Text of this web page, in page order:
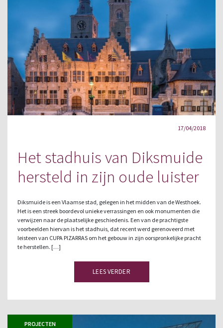
17/04/2018
Het stadhuis van Diksmuide
hersteld in zijn oude luister
Diksmuide is een Vlaamse stad, gelegen in het midden van de Westhoek.
Het is een streek boordevol unieke verrassingen en ook monumenten die
verwijzen naar de plaatselijke geschiedenis. Een van de prachtigste
voorbeelden hiervan is het stadhuis, dat recent werd gerenoveerd met
leisteen van CUPA PIZARRAS om het gebouw in zijn oorspronkelijke pracht
te herstellen. […]
LEES VERDER
PROJECTEN